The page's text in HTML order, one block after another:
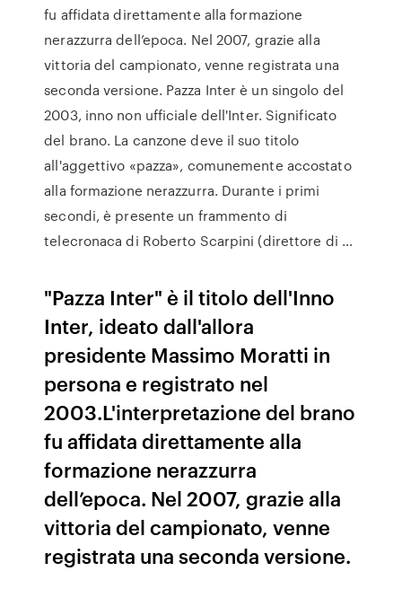
fu affidata direttamente alla formazione
nerazzurra dell’epoca. Nel 2007, grazie alla
vittoria del campionato, venne registrata una
seconda versione. Pazza Inter è un singolo del
2003, inno non ufficiale dell'Inter. Significato
del brano. La canzone deve il suo titolo
all'aggettivo «pazza», comunemente accostato
alla formazione nerazzurra. Durante i primi
secondi, è presente un frammento di
telecronaca di Roberto Scarpini (direttore di …
"Pazza Inter" è il titolo dell'Inno
Inter, ideato dall'allora
presidente Massimo Moratti in
persona e registrato nel
2003.L'interpretazione del brano
fu affidata direttamente alla
formazione nerazzurra
dell’epoca. Nel 2007, grazie alla
vittoria del campionato, venne
registrata una seconda versione.